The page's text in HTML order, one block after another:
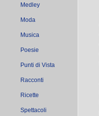
Medley
Moda
Musica
Poesie
Punti di Vista
Racconti
Ricette
Spettacoli